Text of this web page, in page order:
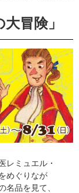
冒険」
レミュエル・
めぐりなが
名品を見て、